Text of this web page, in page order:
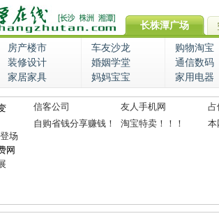
长株潭广场
房产楼市 车友沙龙
购物淘宝
装修设计 婚姻学堂
通信数码
家居家具 妈妈宝宝 家用电器
场
网
信客公司 友人手机网
占
自购省钱分享赚钱！
淘宝特卖！！！ 本